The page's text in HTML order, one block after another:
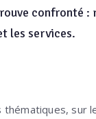
confronté :
les services.
sur